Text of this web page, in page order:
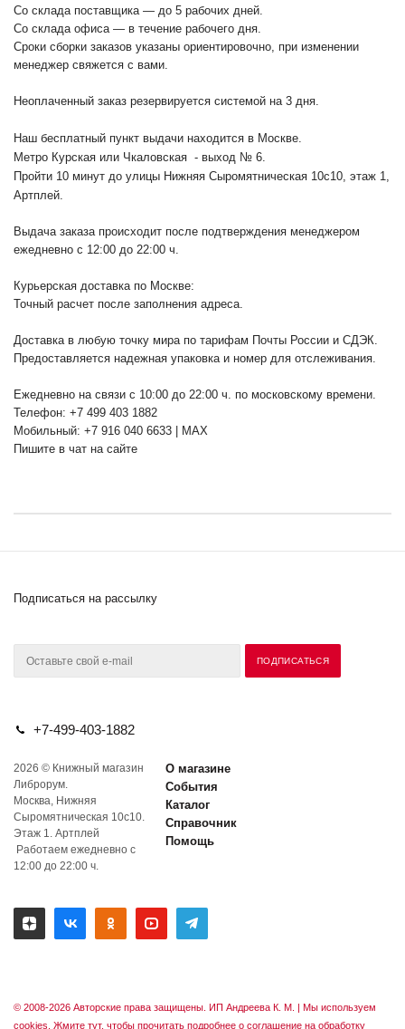
Со склада поставщика — до 5 рабочих дней.
Со склада офиса — в течение рабочего дня.
Сроки сборки заказов указаны ориентировочно, при изменении
менеджер свяжется с вами.
Неоплаченный заказ резервируется системой на 3 дня.
Наш бесплатный пункт выдачи находится в Москве.
Метро Курская или Чкаловская - выход № 6.
Пройти 10 минут до улицы Нижняя Сыромятническая 10с10, этаж 1,
Артплей.
Выдача заказа происходит после подтверждения менеджером
ежедневно с 12:00 до 22:00 ч.
Курьерская доставка по Москве:
Точный расчет после заполнения адреса.
Доставка в любую точку мира по тарифам Почты России и СДЭК.
Предоставляется надежная упаковка и номер для отслеживания.
Ежедневно на связи с 10:00 до 22:00 ч. по московскому времени.
Телефон: +7 499 403 1882
Мобильный: +7 916 040 6633 | MAX
Пишите в чат на сайте
Подписаться на рассылку
+7-499-403-1882
2026 © Книжный магазин
Либрорум.
Москва, Нижняя
Сыромятническая 10с10.
Этаж 1. Артплей
Работаем ежедневно с
12:00 до 22:00 ч.
О магазине
События
Каталог
Справочник
Помощь
© 2008-2026 Авторские права защищены. ИП Андреева К. М. | Мы используем
cookies. Жмите тут, чтобы прочитать подробнее о соглашение на обработку